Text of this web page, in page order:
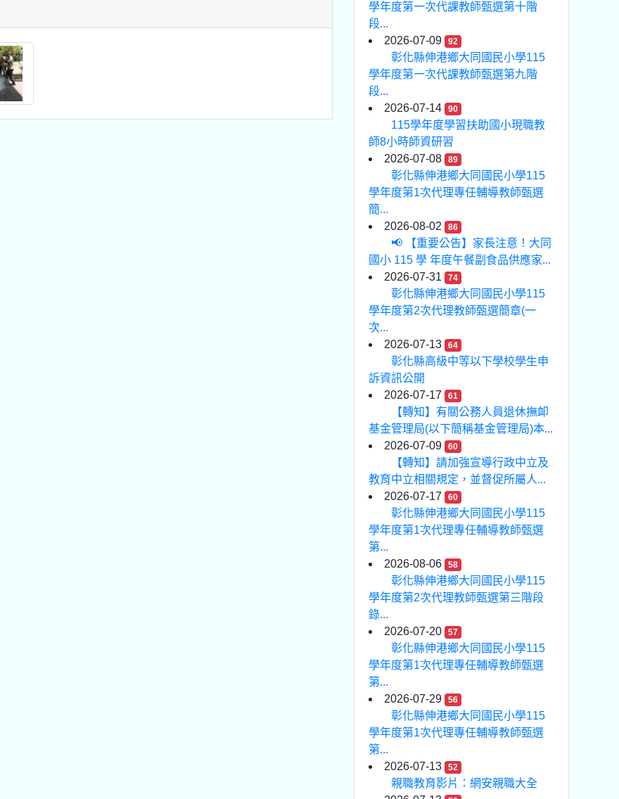
學年度第一次代課教師甄選第十階
段...
2026-07-09
92
彰化縣伸港鄉大同國民小學115
學年度第一次代課教師甄選第九階
段...
2026-07-14
90
115學年度學習扶助國小現職教
師8小時師資研習
2026-07-08
89
彰化縣伸港鄉大同國民小學115
學年度第1次代理專任輔導教師甄選
簡...
2026-08-02
86
📢 【重要公告】家長注意！大同
國小 115 學 年度午餐副食品供應家...
2026-07-31
74
彰化縣伸港鄉大同國民小學115
學年度第2次代理教師甄選簡章(一
次...
2026-07-13
64
彰化縣高級中等以下學校學生申
訴資訊公開
2026-07-17
61
【轉知】有關公務人員退休撫卹
基金管理局(以下簡稱基金管理局)本...
2026-07-09
60
【轉知】請加強宣導行政中立及
教育中立相關規定，並督促所屬人...
2026-07-17
60
彰化縣伸港鄉大同國民小學115
學年度第1次代理專任輔導教師甄選
第...
2026-08-06
58
彰化縣伸港鄉大同國民小學115
學年度第2次代理教師甄選第三階段
錄...
2026-07-20
57
彰化縣伸港鄉大同國民小學115
學年度第1次代理專任輔導教師甄選
第...
2026-07-29
56
彰化縣伸港鄉大同國民小學115
學年度第1次代理專任輔導教師甄選
第...
2026-07-13
52
親職教育影片：網安親職大全